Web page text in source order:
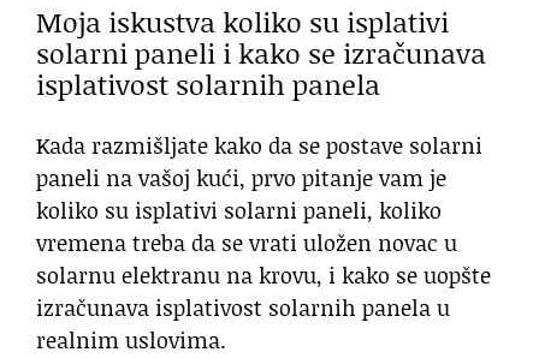
Moja iskustva koliko su isplativi
solarni paneli i kako se izračunava
isplativost solarnih panela
Kada razmišljate kako da se postave solarni
paneli na vašoj kući, prvo pitanje vam je
koliko su isplativi solarni paneli, koliko
vremena treba da se vrati uložen novac u
solarnu elektranu na krovu, i kako se uopšte
izračunava isplativost solarnih panela u
realnim uslovima.